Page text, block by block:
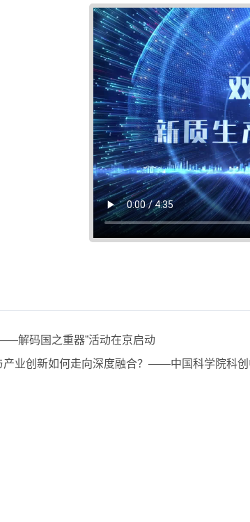
解码国之重器”活动在京启动
产业创新如何走向深度融合？——中国科学院科创